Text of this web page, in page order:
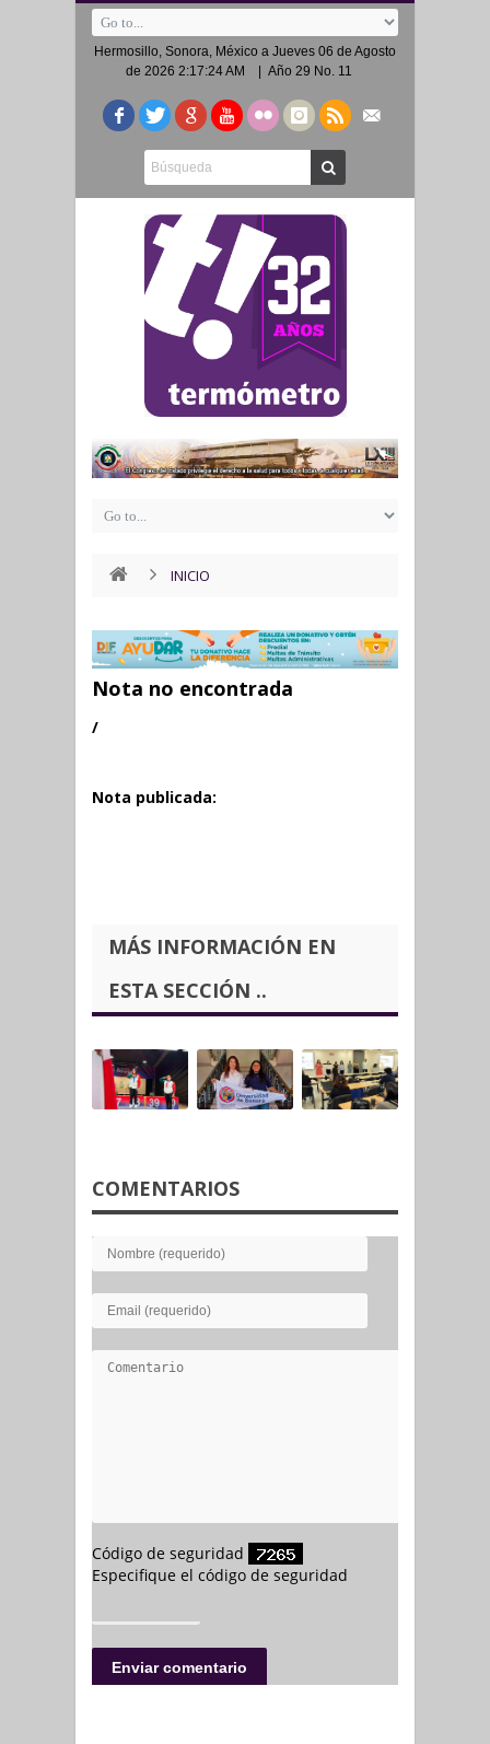
Hermosillo, Sonora, México a Jueves 06 de Agosto
de 2026 2:17:24 AM
| Año 29 No. 11
INICIO
Nota no encontrada
/
Nota publicada:
MÁS INFORMACIÓN EN
ESTA SECCIÓN ..
COMENTARIOS